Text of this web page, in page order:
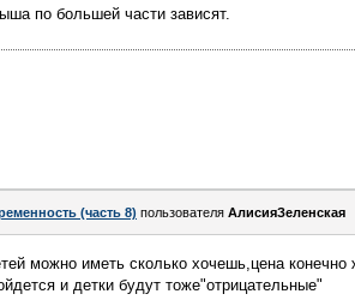
по большей части зависят.
(часть 8) пользователя АлисияЗеленская
можно иметь сколько хочешь,цена
и детки будут тоже"отрицательные"